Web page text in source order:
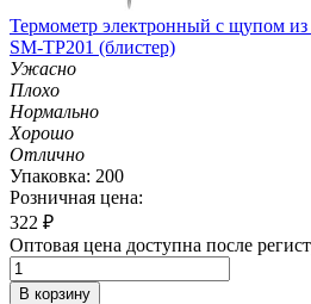
Термометр электронный с щупом
SM-TP201 (блистер)
Ужасно
Плохо
Нормально
Хорошо
Отлично
Упаковка: 200
Розничная цена:
322 ₽
Оптовая цена доступна после
В корзину